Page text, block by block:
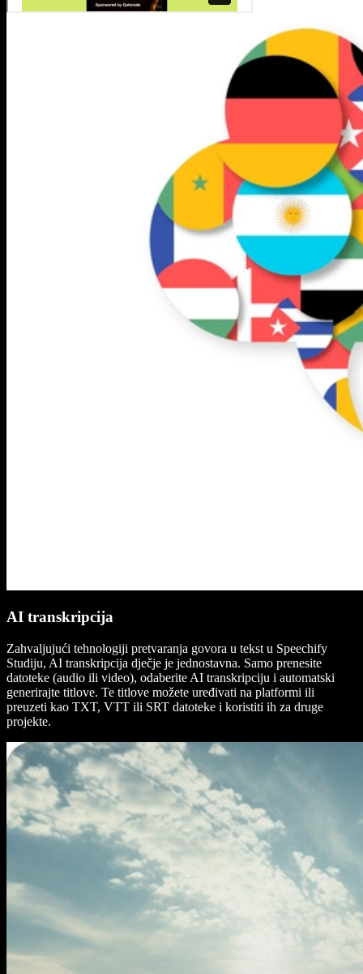
AI transkripcija
Zahvaljujući tehnologiji pretvaranja govora u tekst u Speechify
Studiju, AI transkripcija dječje je jednostavna. Samo prenesite
datoteke (audio ili video), odaberite AI transkripciju i automatski
generirajte titlove. Te titlove možete uređivati na platformi ili
preuzeti kao TXT, VTT ili SRT datoteke i koristiti ih za druge
projekte.